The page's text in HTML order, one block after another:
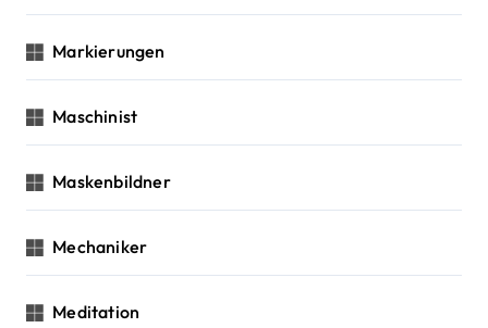
Markierungen
Maschinist
Maskenbildner
Mechaniker
Meditation